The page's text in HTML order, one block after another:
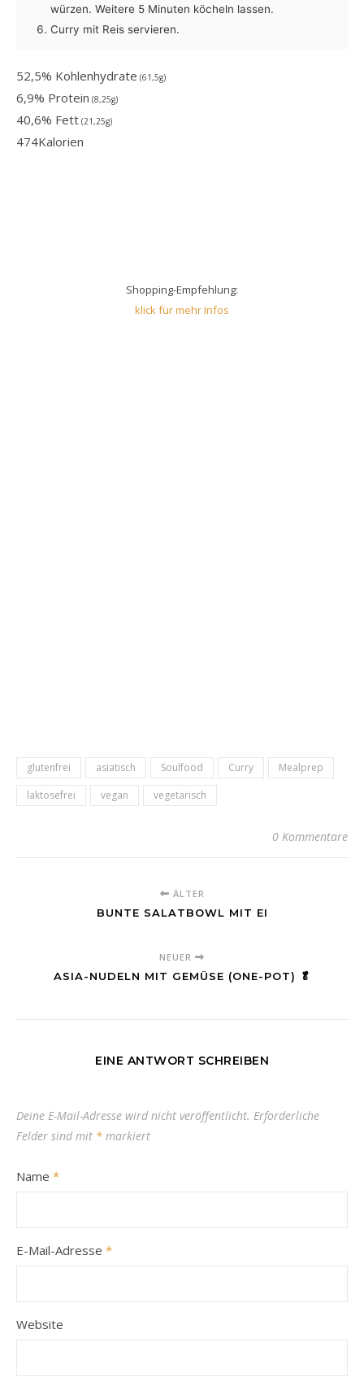
würzen. Weitere 5 Minuten köcheln lassen.
Curry mit Reis servieren.
52,5% Kohlenhydrate (61,5g)
6,9% Protein (8,25g)
40,6% Fett (21,25g)
474Kalorien
Shopping-Empfehlung:
klick für mehr Infos
glutenfrei asiatisch Soulfood Curry
Mealprep
laktosefrei
vegan vegetarisch
0 Kommentare
ÄLTER
BUNTE SALATBOWL MIT EI
NEUER
ASIA-NUDELN MIT GEMÜSE (ONE-POT) 🥬
EINE ANTWORT SCHREIBEN
Deine E-Mail-Adresse wird nicht veröffentlicht. Erforderliche
Felder sind mit * markiert
Name *
E-Mail-Adresse *
Website